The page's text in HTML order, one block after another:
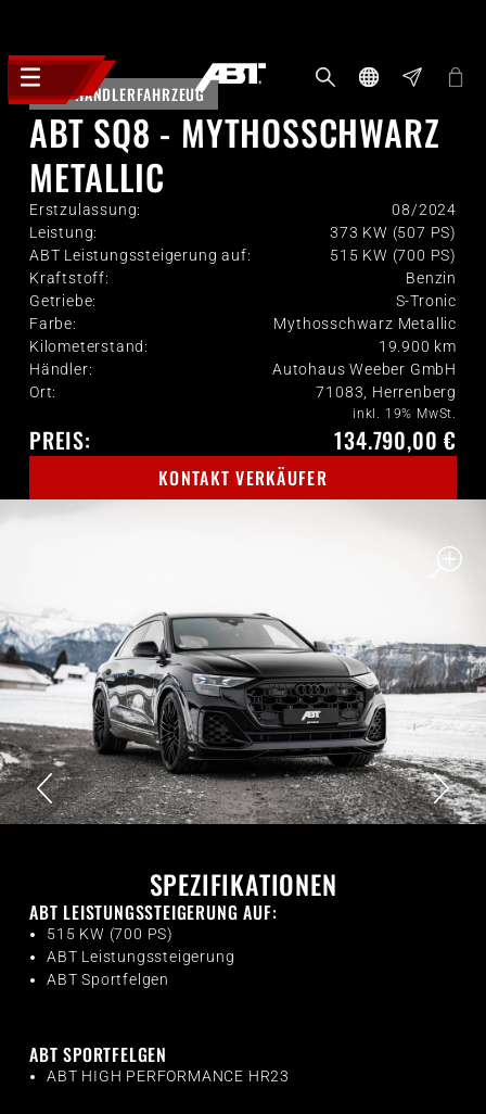
HÄNDLERFAHRZEUG
ABT SQ8 - MYTHOSSCHWARZ
METALLIC
Erstzulassung:
08/2024
Leistung:
373 KW (507 PS)
ABT Leistungssteigerung auf:
515 KW (700 PS)
Kraftstoff:
Benzin
Getriebe:
S-Tronic
Farbe:
Mythosschwarz Metallic
Kilometerstand:
19.900 km
Händler:
Autohaus Weeber GmbH
Ort:
71083, Herrenberg
PREIS:
inkl. 19% MwSt.
134.790,00 €
KONTAKT VERKÄUFER
SPEZIFIKATIONEN
ABT LEISTUNGSSTEIGERUNG AUF:
515 KW (700 PS)
ABT Leistungssteigerung
ABT Sportfelgen
ABT SPORTFELGEN
ABT HIGH PERFORMANCE HR23